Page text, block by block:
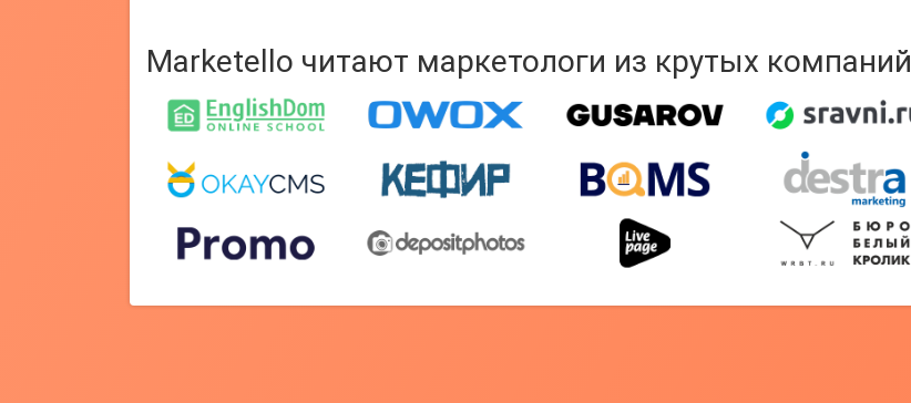
Marketello читают маркетологи из крутых компаний